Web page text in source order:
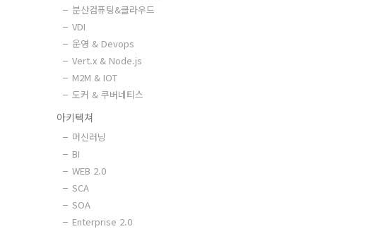
분산컴퓨팅&클라우드
VDI
운영 & Devops
Vert.x & Node.js
M2M & IOT
도커 & 쿠버네티스
아키텍쳐
머신러닝
BI
WEB 2.0
SCA
SOA
Enterprise 2.0